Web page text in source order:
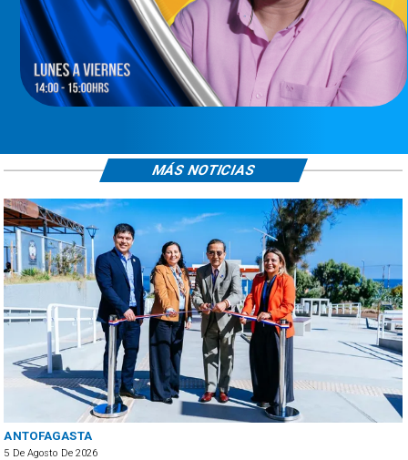
ANTOFAGASTA
5 De Agosto De 2026
MÁS NOTICIAS